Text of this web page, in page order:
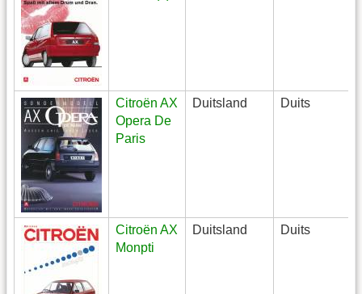
Citroën AX
Opera De
Paris
Duitsland Duits
Citroën AX
Monpti
Duitsland Duits